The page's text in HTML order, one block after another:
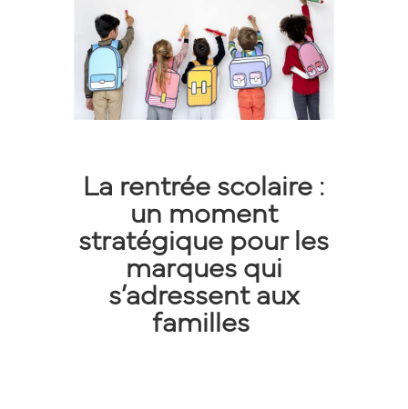
La rentrée scolaire :
un moment
stratégique pour les
marques qui
s’adressent aux
familles